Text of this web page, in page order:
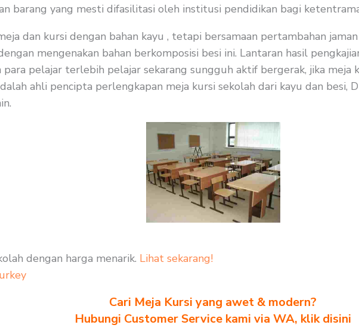
barang yang mesti difasilitasi oleh institusi pendidikan bagi
dan kursi dengan bahan kayu , tetapi bersamaan pertambahan
mengenakan bahan berkomposisi besi ini. Lantaran hasil
pelajar terlebih pelajar sekarang sungguh aktif bergerak, jika meja
ahli pencipta perlengkapan meja kursi sekolah dari kayu dan besi,
dengan harga menarik. Lihat sekarang!
Cari Meja Kursi yang awet & modern?
Hubungi Customer Service kami via WA, klik disini